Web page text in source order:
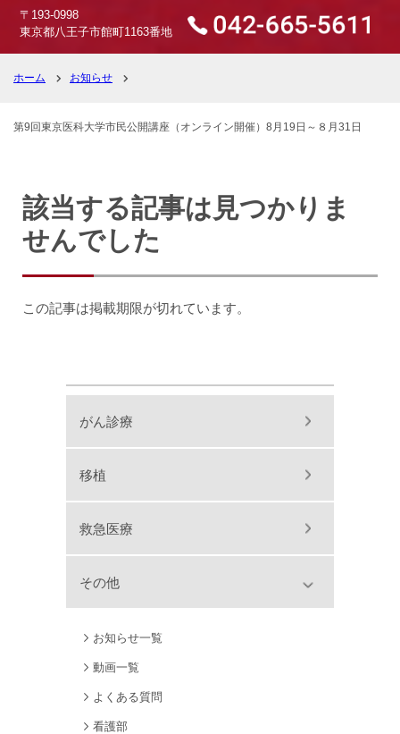
〒193-0998
東京都八王子市館町1163番地
ホーム お知らせ
第9回東京医科大学市民公開講座（オンライン開催）8月19日～８月31日
該当する記事は見つかりま
せんでした
この記事は掲載期限が切れています。
がん診療
移植
救急医療
その他
お知らせ一覧
動画一覧
よくある質問
看護部